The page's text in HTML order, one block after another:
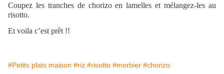
Coupez les tranches de chorizo en lamelles et mélangez-les au
risotto.
Et voila c’est prêt !!
#Petits plats maison #riz #risotto #morbier #chorizo